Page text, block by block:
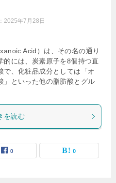
2025年7月28日
Acid）は、その名の通り
的には、炭素原子を8個持つ直
で、化粧品成分としては「オ
」といった他の脂肪酸とグル
を読む
0 0